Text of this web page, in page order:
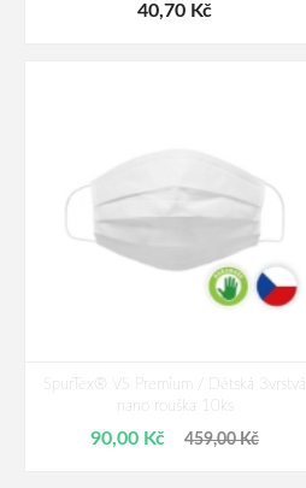
40,70 Kč
SpurTex® VS Premium / Dětská 3vrstvá
nano rouška 10ks
90,00 Kč 459,00 Kč